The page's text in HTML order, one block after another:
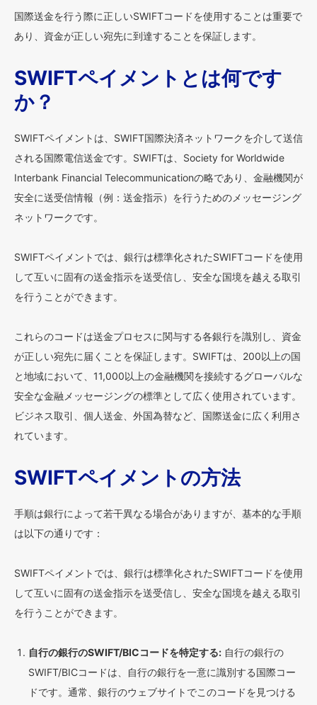
国際送金を行う際に正しいSWIFTコードを使用することは重要で
あり、資金が正しい宛先に到達することを保証します。
SWIFTペイメントとは何です
か？
SWIFTペイメントは、SWIFT国際決済ネットワークを介して送信
される国際電信送金です。SWIFTは、Society for Worldwide
Interbank Financial Telecommunicationの略であり、金融機関が
安全に送受信情報（例：送金指示）を行うためのメッセージング
ネットワークです。
SWIFTペイメントでは、銀行は標準化されたSWIFTコードを使用
して互いに固有の送金指示を送受信し、安全な国境を越える取引
を行うことができます。
これらのコードは送金プロセスに関与する各銀行を識別し、資金
が正しい宛先に届くことを保証します。SWIFTは、200以上の国
と地域において、11,000以上の金融機関を接続するグローバルな
安全な金融メッセージングの標準として広く使用されています。
ビジネス取引、個人送金、外国為替など、国際送金に広く利用さ
れています。
SWIFTペイメントの方法
手順は銀行によって若干異なる場合がありますが、基本的な手順
は以下の通りです：
SWIFTペイメントでは、銀行は標準化されたSWIFTコードを使用
して互いに固有の送金指示を送受信し、安全な国境を越える取引
を行うことができます。
自行の銀行のSWIFT/BICコードを特定する: 自行の銀行の
SWIFT/BICコードは、自行の銀行を一意に識別する国際コー
ドです。通常、銀行のウェブサイトでこのコードを見つける